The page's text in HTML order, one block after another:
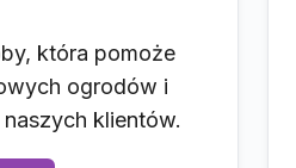
która pomoże
ogrodów i
klientów.